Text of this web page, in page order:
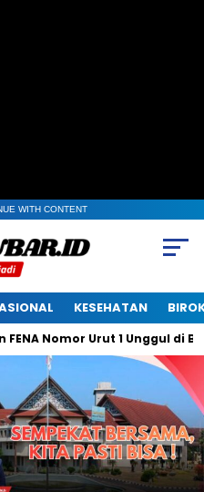
WITH CONTENT
KESEHATAN
Nomor Urut 1 Unggul di